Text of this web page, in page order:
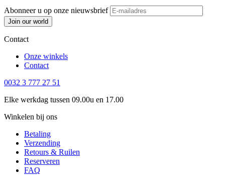
Abonneer u op onze nieuwsbrief
Join our world
Contact
Onze winkels
Contact
0032 3 777 27 51
Elke werkdag tussen 09.00u en 17.00
Winkelen bij ons
Betaling
Verzending
Retours & Ruilen
Reserveren
FAQ